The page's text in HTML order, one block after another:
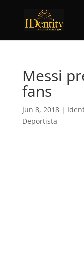
Messi
fans
Jun 8, 2018|
Deportista